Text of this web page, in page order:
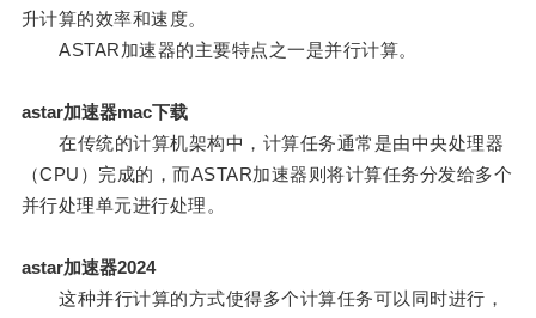
升计算的效率和速度。
ASTAR加速器的主要特点之一是并行计算。
astar加速器mac下载
在传统的计算机架构中，计算任务通常是由中央处理器
（CPU）完成的，而ASTAR加速器则将计算任务分发给多个
并行处理单元进行处理。
astar加速器2024
这种并行计算的方式使得多个计算任务可以同时进行，